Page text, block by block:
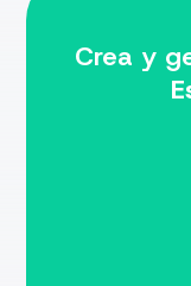
Crea y